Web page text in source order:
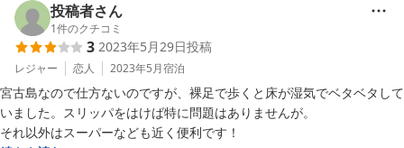
投稿者さん
1件のクチコミ
3 2023年5月29日投稿
レジャー 恋人 2023年5月宿泊
宮古島なので仕方ないのですが、裸足で歩くと床が湿気でベタベタして
いました。スリッパをはけば特に問題はありませんが。
それ以外はスーパーなども近く便利です！